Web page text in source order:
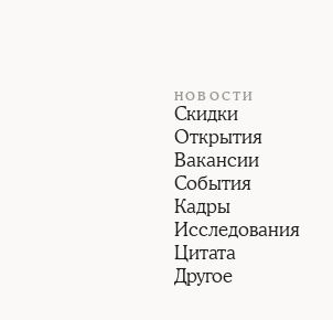
НОВОСТИ
Скидки
Открытия
Вакансии
События
Кадры
Исследования
Цитата
Другое